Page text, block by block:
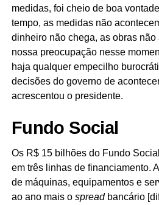
medidas, foi cheio de boa
tempo, as medidas não
dinheiro não chega, as obras não
nossa preocupação nesse
haja qualquer empecilho
decisões do governo de
acrescentou o presidente.
Fundo Social
Os R$ 15 bilhões do Fundo
em três linhas de financiamento.
de máquinas, equipamentos e
ao ano mais o spread bancário